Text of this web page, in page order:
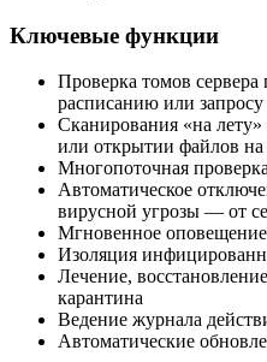
Ключевые функции
Проверка томов сервера
расписанию или
Сканирования «на
или открытии файлов на
Многопоточная
Автоматическое
вирусной угрозы — от
Мгновенное
Изоляция
Лечение,
карантина
Ведение журнала
Автоматические